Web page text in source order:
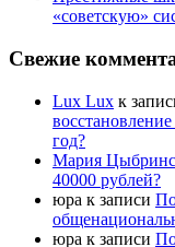
«советскую»
Свежие
Lux Lux к
год?
Мария
40000 рублей?
юра к записи
юра к записи